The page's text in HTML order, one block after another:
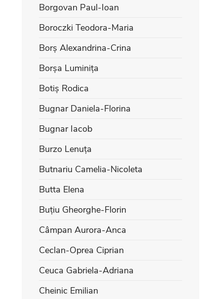
Borgovan Paul-Ioan
Boroczki Teodora-Maria
Borș Alexandrina-Crina
Borșa Luminița
Botiș Rodica
Bugnar Daniela-Florina
Bugnar Iacob
Burzo Lenuța
Butnariu Camelia-Nicoleta
Butta Elena
Buțiu Gheorghe-Florin
Câmpan Aurora-Anca
Ceclan-Oprea Ciprian
Ceuca Gabriela-Adriana
Cheinic Emilian